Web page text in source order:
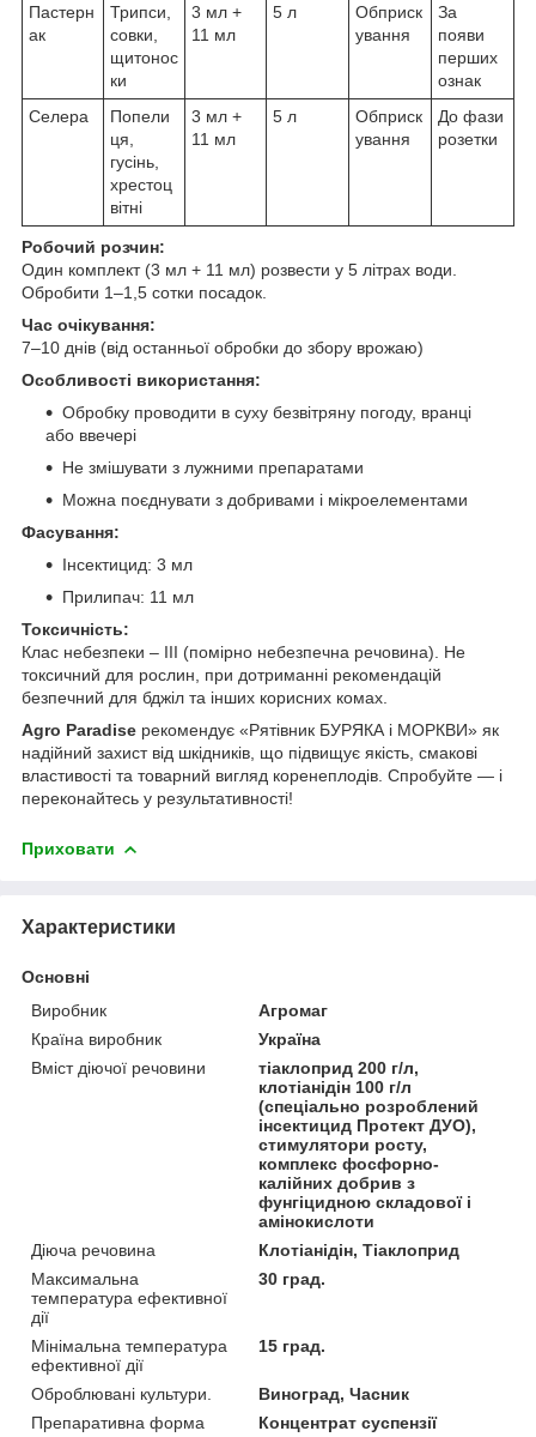
Пастерн
ак
Трипси,
совки,
щитонос
ки
3 мл +
11 мл
5 л
Обприск
ування
За
появи
перших
ознак
Селера
Попели
ця,
гусінь,
хрестоц
вітні
3 мл +
11 мл
5 л
Обприск
ування
До фази
розетки
Робочий розчин:
Один комплект (3 мл + 11 мл) розвести у 5 літрах води.
Обробити 1–1,5 сотки посадок.
Час очікування:
7–10 днів (від останньої обробки до збору врожаю)
Особливості використання:
Обробку проводити в суху безвітряну погоду, вранці
або ввечері
Не змішувати з лужними препаратами
Можна поєднувати з добривами і мікроелементами
Фасування:
Інсектицид: 3 мл
Прилипач: 11 мл
Токсичність:
Клас небезпеки – ІІІ (помірно небезпечна речовина). Не
токсичний для рослин, при дотриманні рекомендацій
безпечний для бджіл та інших корисних комах.
Agro Paradise рекомендує «Рятівник БУРЯКА і МОРКВИ» як
надійний захист від шкідників, що підвищує якість, смакові
властивості та товарний вигляд коренеплодів. Спробуйте — і
переконайтесь у результативності!
Приховати
Характеристики
Основні
Виробник
Агромаг
Країна виробник
Україна
Вміст діючої речовини
тіаклоприд 200 г/л,
клотіанідін 100 г/л
(спеціально розроблений
інсектицид Протект ДУО),
стимулятори росту,
комплекс фосфорно-
калійних добрив з
фунгіцидною складової і
амінокислоти
Діюча речовина
Клотіанідін, Тіаклоприд
Максимальна
температура ефективної
дії
30 град.
Мінімальна температура
ефективної дії
15 град.
Оброблювані культури.
Виноград, Часник
Препаративна форма
Концентрат суспензії